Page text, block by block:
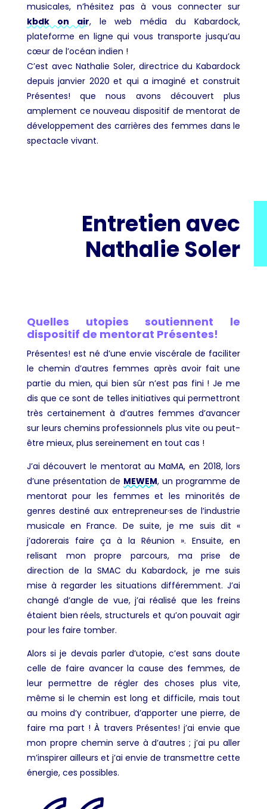
musicales, n’hésitez pas à vous connecter sur
kbdk on air, le web média du Kabardock,
plateforme en ligne qui vous transporte jusqu’au
cœur de l’océan indien !
C’est avec Nathalie Soler, directrice du Kabardock
depuis janvier 2020 et qui a imaginé et construit
Présentes! que nous avons découvert plus
amplement ce nouveau dispositif de mentorat de
développement des carrières des femmes dans le
spectacle vivant.
Entretien avec
Nathalie Soler
Quelles utopies soutiennent le
dispositif de mentorat Présentes!
Présentes! est né d’une envie viscérale de faciliter
le chemin d’autres femmes après avoir fait une
partie du mien, qui bien sûr n’est pas fini ! Je me
dis que ce sont de telles initiatives qui permettront
très certainement à d’autres femmes d’avancer
sur leurs chemins professionnels plus vite ou peut-
être mieux, plus sereinement en tout cas !
J’ai découvert le mentorat au MaMA, en 2018, lors
d’une présentation de MEWEM, un programme de
mentorat pour les femmes et les minorités de
genres destiné aux entrepreneur·ses de l’industrie
musicale en France. De suite, je me suis dit «
j’adorerais faire ça à la Réunion ». Ensuite, en
relisant mon propre parcours, ma prise de
direction de la SMAC du Kabardock, je me suis
mise à regarder les situations différemment. J’ai
changé d’angle de vue, j’ai réalisé que les freins
étaient bien réels, structurels et qu’on pouvait agir
pour les faire tomber.
Alors si je devais parler d’utopie, c’est sans doute
celle de faire avancer la cause des femmes, de
leur permettre de régler des choses plus vite,
même si le chemin est long etdifficile, mais tout
au moins d’y contribuer, d’apporter une pierre, de
faire ma part ! À travers Présentes! j’ai envie que
mon propre chemin serve à d’autres ; j’ai pu aller
m’inspirer ailleurs et j’ai envie de transmettre cette
énergie, ces possibles.